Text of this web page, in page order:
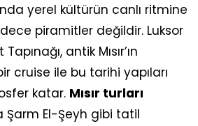
yerel kültürün canlı ritmine
piramitler değildir. Luksor
antik Mısır’ın
cruise ile bu tarihi yapıları
katar. Mısır turları
Şarm El-Şeyh gibi tatil